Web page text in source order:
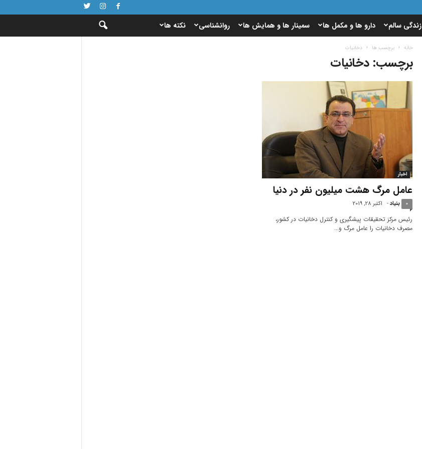
زندگی سالم دارو ها و مکمل ها سمینار ها و همایش ها روانشناسی نکته ها
خانه برچسب ها دخانیات
برچسب: دخانیات
اخبار
عامل مرگ هشت میلیون نفر در دنیا
بنیاد - اکتبر 28, 2019 0
رئیس مرکز تحقیقات پیشگیری و کنترل دخانیات در کشور،
مصرف دخانیات را عامل مرگ و...